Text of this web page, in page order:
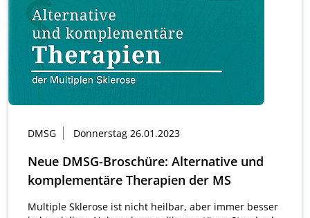
DMSG Donnerstag 26.01.2023
Neue DMSG-Broschüre: Alternative und
komplementäre Therapien der MS
Multiple Sklerose ist nicht heilbar, aber immer besser